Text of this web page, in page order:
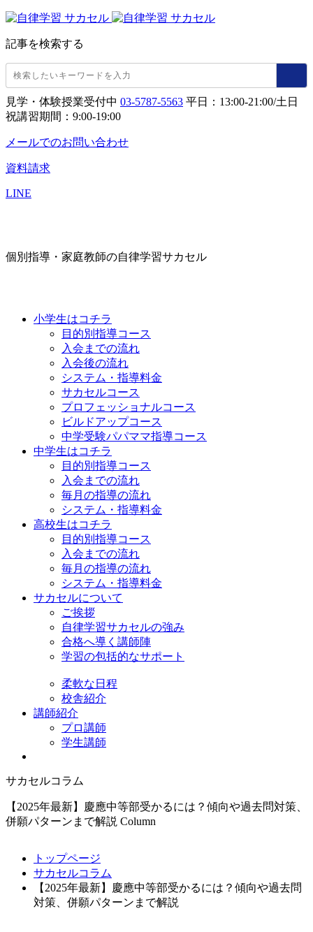
記事を検索する
見学・体験授業受付中 03-5787-5563 平日：13:00-21:00/土日
祝講習期間：9:00-19:00
メールでのお問い合わせ
資料請求
LINE
個別指導・家庭教師の自律学習サカセル
小学生はコチラ
目的別指導コース
入会までの流れ
入会後の流れ
システム・指導料金
サカセルコース
プロフェッショナルコース
ビルドアップコース
中学受験パパママ指導コース
中学生はコチラ
目的別指導コース
入会までの流れ
毎月の指導の流れ
システム・指導料金
高校生はコチラ
目的別指導コース
入会までの流れ
毎月の指導の流れ
システム・指導料金
サカセルについて
ご挨拶
自律学習サカセルの強み
合格へ導く講師陣
学習の包括的なサポート
柔軟な日程
校舎紹介
講師紹介
プロ講師
学生講師
サカセルコラム
【2025年最新】慶應中等部受かるには？傾向や過去問対策、
併願パターンまで解説 Column
トップページ
サカセルコラム
【2025年最新】慶應中等部受かるには？傾向や過去問
対策、併願パターンまで解説